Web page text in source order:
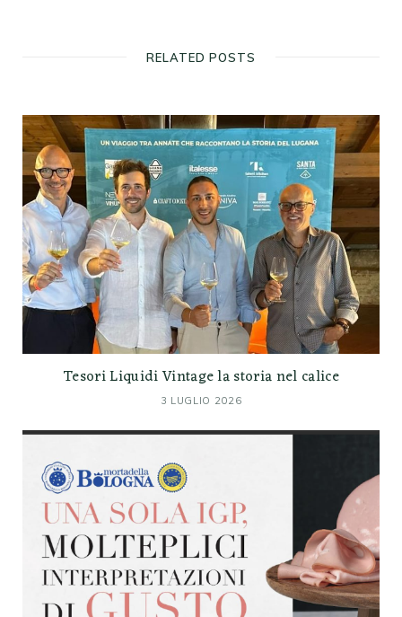
RELATED POSTS
Tesori Liquidi Vintage la storia nel calice
3 LUGLIO 2026